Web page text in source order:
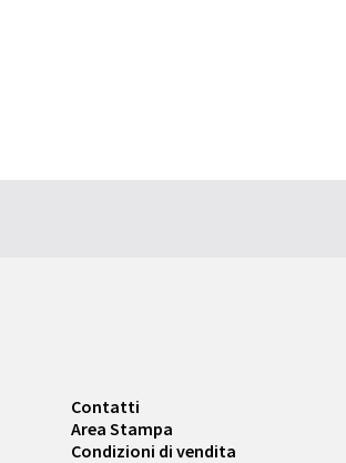
Contatti
Area Stampa
Condizioni di vendita